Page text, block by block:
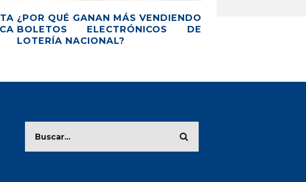
MÁS VENDIENDO
DE
7 TENDENCIAS DEL MARKETING
DIGITAL PARA EL 2022